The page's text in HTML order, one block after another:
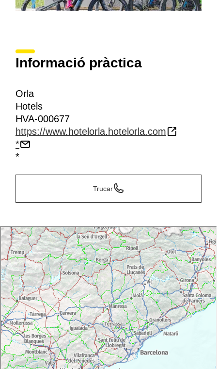
Informació pràctica
Orla
Hotels
HVA-000677
https://www.hotelorla.hotelorla.com
*
*
Trucar